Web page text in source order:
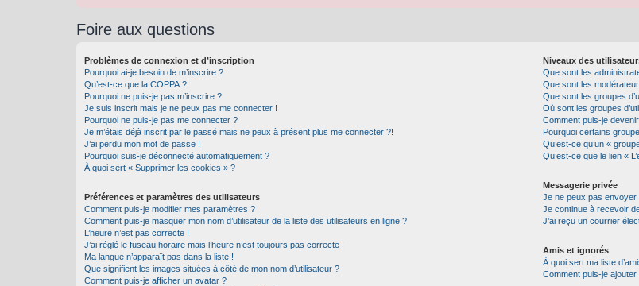
Foire aux questions
Problèmes de connexion et d’inscription
Pourquoi ai-je besoin de m’inscrire ?
Qu’est-ce que la COPPA ?
Pourquoi ne puis-je pas m’inscrire ?
Je suis inscrit mais je ne peux pas me connecter !
Pourquoi ne puis-je pas me connecter ?
Je m’étais déjà inscrit par le passé mais ne peux à présent plus me connecter ?!
J’ai perdu mon mot de passe !
Pourquoi suis-je déconnecté automatiquement ?
À quoi sert « Supprimer les cookies » ?
Préférences et paramètres des utilisateurs
Comment puis-je modifier mes paramètres ?
Comment puis-je masquer mon nom d’utilisateur de la liste des utilisateurs en ligne ?
L’heure n’est pas correcte !
J’ai réglé le fuseau horaire mais l’heure n’est toujours pas correcte !
Ma langue n’apparaît pas dans la liste !
Que signifient les images situées à côté de mon nom d’utilisateur ?
Comment puis-je afficher un avatar ?
Niveaux des
Que sont les
Que sont les
Que sont les groupes
Où sont les groupes
Comment puis-je
Pourquoi certains
Qu’est-ce qu’un «
Qu’est-ce que le lien «
Messagerie privée
Je ne peux pas
Je continue à recevoir
J’ai reçu un courrier
Amis et ignorés
À quoi sert ma liste
Comment puis-je ajouter